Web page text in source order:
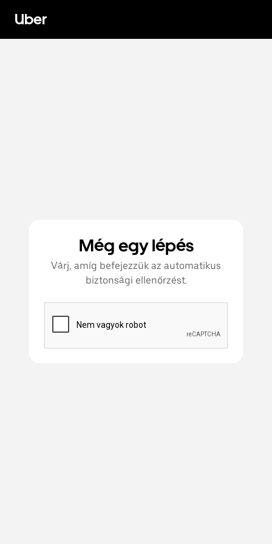
Uber
Még egy lépés
Várj, amíg befejezzük az automatikus
biztonsági ellenőrzést.